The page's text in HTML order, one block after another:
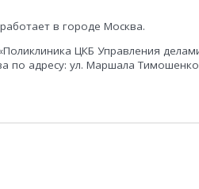
в городе Москва.
ЦКБ Управления
по адресу: ул. Маршала